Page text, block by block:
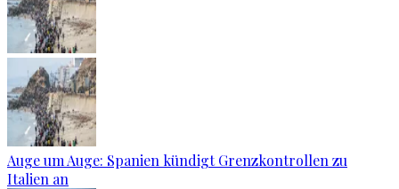
Auge um Auge: Spanien kündigt Grenzkontrollen zu
Italien an